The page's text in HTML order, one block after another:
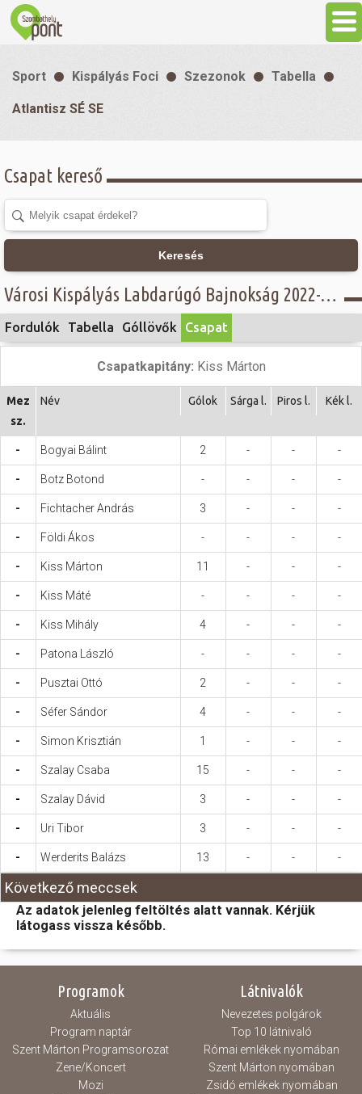
Programok
Gasztronómia
Sport
Szabadidő
Hasznos
Sport Kispályás Foci Szezonok Tabella
Atlantisz SÉ SE
Csapat kereső
Keresés
Városi Kispályás Labdarúgó Bajnokság 2022-23 - I. osztály - Atlantisz SÉ SE
Fordulók Tabella Góllövők Csapat
Csapatkapitány: Kiss Márton
Mez
sz.
Név Gólok Sárga l. Piros l. Kék l.
- Bogyai Bálint 2 - - -
- Botz Botond - - - -
- Fichtacher András 3 - - -
- Földi Ákos - - - -
- Kiss Márton 11 - - -
- Kiss Máté - - - -
- Kiss Mihály 4 - - -
- Patona László - - - -
- Pusztai Ottó 2 - - -
- Séfer Sándor 4 - - -
- Simon Krisztián 1 - - -
- Szalay Csaba 15 - - -
- Szalay Dávid 3 - - -
- Uri Tibor 3 - - -
- Werderits Balázs 13 - - -
Következő meccsek
Az adatok jelenleg feltöltés alatt vannak. Kérjük
látogass vissza később.
Programok
Aktuális
Program naptár
Szent Márton Programsorozat
Zene/Koncert
Mozi
Látnivalók
Nevezetes polgárok
Top 10 látnivaló
Római emlékek nyomában
Szent Márton nyomában
Zsidó emlékek nyomában